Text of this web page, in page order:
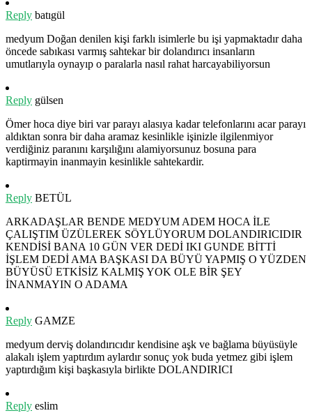
Reply batıgül
medyum Doğan denilen kişi farklı isimlerle bu işi yapmaktadır daha
öncede sabıkası varmış sahtekar bir dolandırıcı insanların
umutlarıyla oynayıp o paralarla nasıl rahat harcayabiliyorsun
Reply gülsen
Ömer hoca diye biri var parayı alasıya kadar telefonlarını acar parayı
aldıktan sonra bir daha aramaz kesinlikle işinizle ilgilenmiyor
verdiğiniz paranını karşılığını alamiyorsunuz bosuna para
kaptirmayin inanmayin kesinlikle sahtekardir.
Reply BETÜL
ARKADAŞLAR BENDE MEDYUM ADEM HOCA İLE
ÇALIŞTIM ÜZÜLEREK SÖYLÜYORUM DOLANDIRICIDIR
KENDİSİ BANA 10 GÜN VER DEDİ IKI GUNDE BİTTİ
İŞLEM DEDİ AMA BAŞKASI DA BÜYÜ YAPMIŞ O YÜZDEN
BÜYÜSÜ ETKİSİZ KALMIŞ YOK OLE BİR ŞEY
İNANMAYIN O ADAMA
Reply GAMZE
medyum derviş dolandırıcıdır kendisine aşk ve bağlama büyüsüyle
alakalı işlem yaptırdım aylardır sonuç yok buda yetmez gibi işlem
yaptırdığım kişi başkasıyla birlikte DOLANDIRICI
Reply eslim